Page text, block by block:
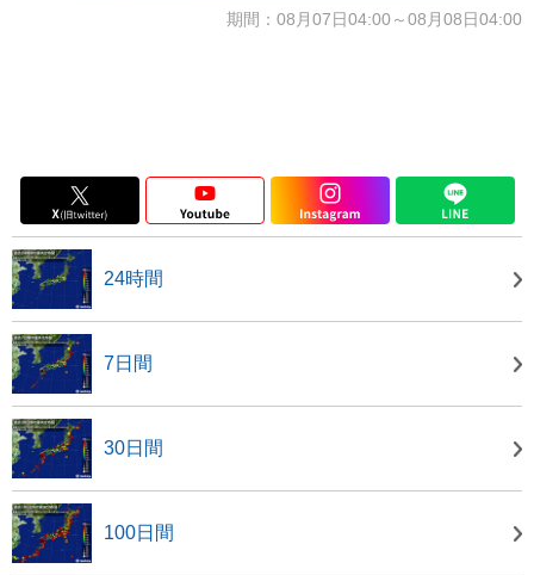
期間：08月07日04:00～08月08日04:00
24時間
7日間
30日間
100日間